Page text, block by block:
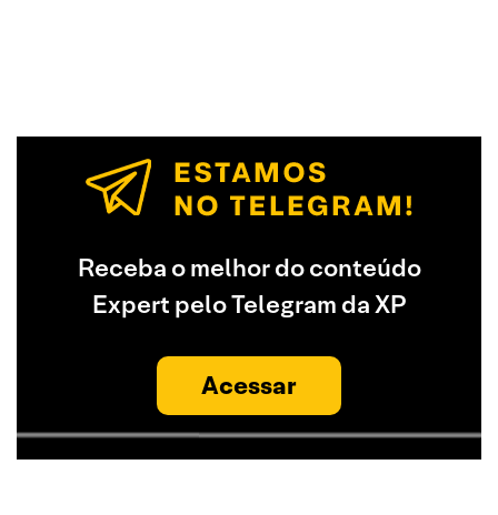
Receba o melhor do conteúdo
Expert pelo Telegram da XP
Acessar